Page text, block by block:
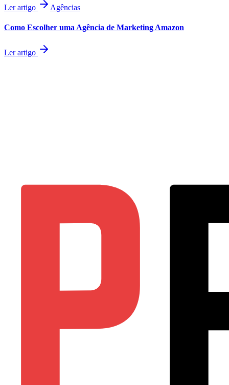
Ler artigo Agências
Como Escolher uma Agência de Marketing Amazon
Ler artigo